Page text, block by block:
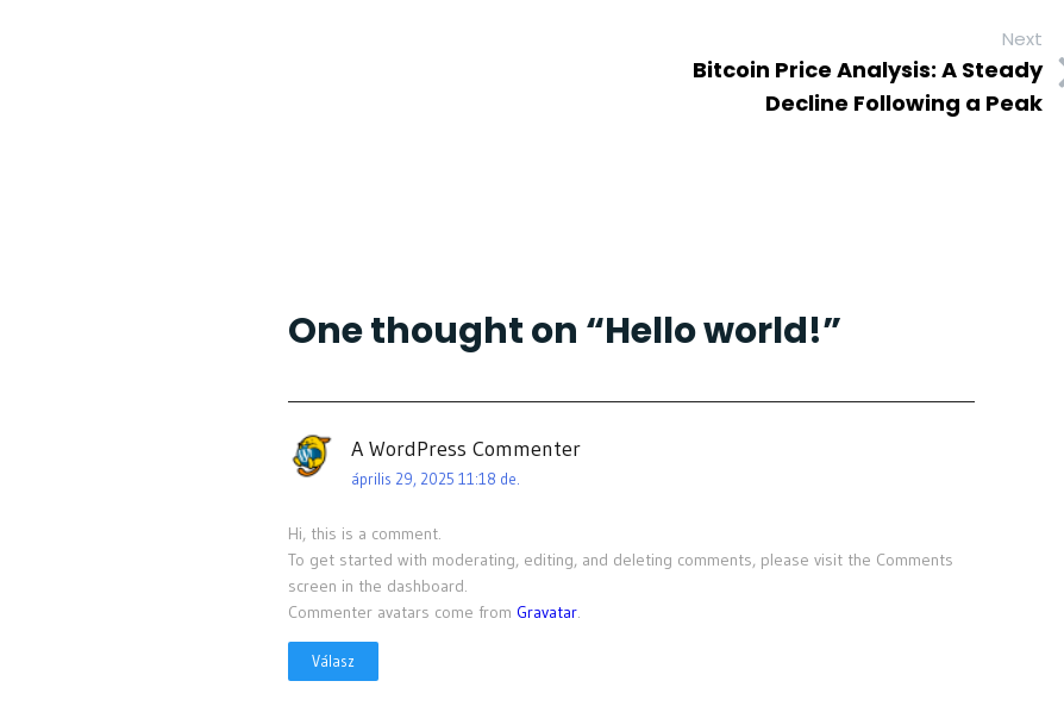
Next
Bitcoin Price Analysis: A Steady
Decline Following a Peak
One thought on “Hello world!”
A WordPress Commenter
április 29, 2025 11:18 de.
Hi, this is a comment.
To get started with moderating, editing, and deleting comments, please visit the Comments
screen in the dashboard.
Commenter avatars come from Gravatar.
Válasz